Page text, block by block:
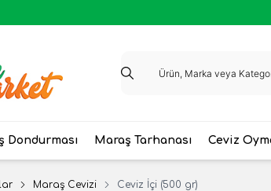
Dondurması Maraş Tarhanası Ceviz
Maraş Cevizi Ceviz İçi (500 gr)